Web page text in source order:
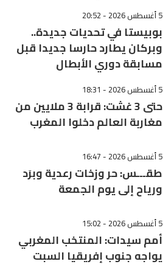
5 أغسطس 2026 - 20:52
بوبيستا في تحديات جديدة..
وبركان يطارد حارسا جديدا قبل
مسابقة دوري الأبطال
5 أغسطس 2026 - 18:31
حتى 3 غشت: قرابة 3 ملايين من
مغاربة العالم دخلوا المغرب
5 أغسطس 2026 - 16:47
طقـــس: حر وزخات رعدية وبرَد
ورياح إلى يوم الجمعة
5 أغسطس 2026 - 15:02
أمم سيدات: المنتخب المغربي
يواجه جنوب إفريقيا السبت